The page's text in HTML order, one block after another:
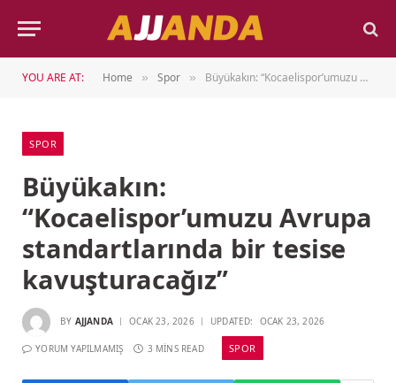
YOU ARE AT: Home » Spor » Büyükakın: “Kocaelispor’umuzu Avrupa standartlarında bir tesise kavuşturacağız”
SPOR
Büyükakın:
“Kocaelispor’umuzu Avrupa
standartlarında bir tesise
kavuşturacağız”
BY AJJANDA OCAK 23, 2026 UPDATED: OCAK 23, 2026
YORUM YAPILMAMIŞ 3 MINS READ SPOR